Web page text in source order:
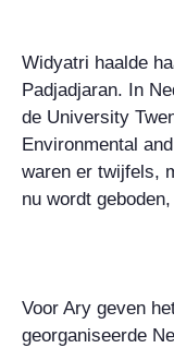
Widyatri haalde
Padjadjaran. In
de University
Environmental
waren er twijfels,
nu wordt
Voor Ary geven
georganiseerde